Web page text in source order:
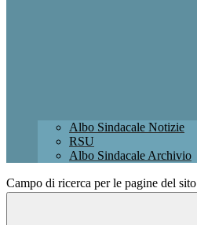
Albo Sindacale Notizie
RSU
Albo Sindacale Archivio
Campo di ricerca per le pagine del sito